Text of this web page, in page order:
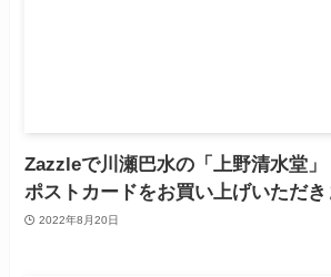
Zazzleで川瀬巴水の「上野清水堂」
ポストカードをお買い上げいただき
2022年8月20日